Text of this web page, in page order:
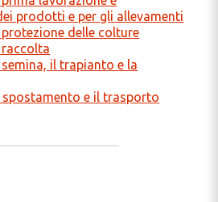
prodotti e per gli allevamenti
delle colture
raccolta
il trapianto e la
spostamento e il trasporto